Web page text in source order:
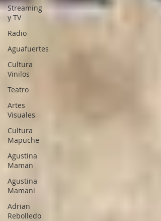
Streaming
y TV
Radio
Aguafuertes
Cultura
Vinilos
Teatro
Artes
Visuales
Cultura
Mapuche
Agustina
Maman
Agustina
Mamani
Adrian
Rebolledo